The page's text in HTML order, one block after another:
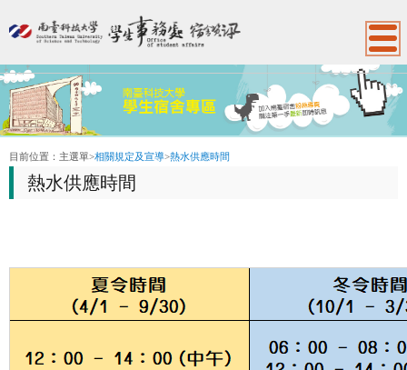
:::
目前位置： 主選單>相關規定及宣導>熱水供應時間
熱水供應時間